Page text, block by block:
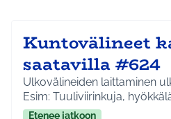
Kuntovälineet
saatavilla #624
Ulkovälineiden laittaminen
Esim: Tuuliviirinkuja,
Etenee jatkoon